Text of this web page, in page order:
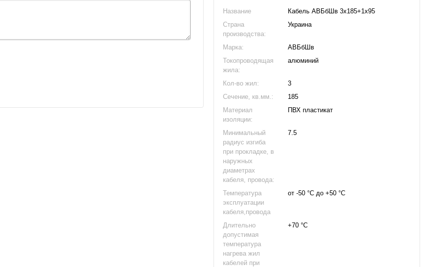
Название
Кабель АВБбШв 3х185+1х95
Страна
производства:
Украина
Марка:
АВБбШв
Токопроводящая
жила:
алюминий
Кол-во жил:
3
Сечение, кв.мм.:
185
Материал
изоляции:
ПВХ пластикат
Минимальный
радиус изгиба
при прокладке, в
наружных
диаметрах
кабеля, провода:
7.5
Температура
эксплуатации
кабеля,провода
от -50 °С до +50 °С
Длительно
допустимая
температура
нагрева жил
кабелей при
+70 °С